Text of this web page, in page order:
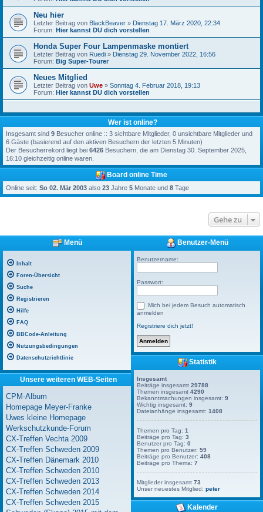
Neu hier
Letzter Beitrag von BlackBeaver » Dienstag 17. März 2020, 22:34
Forum: Hier kannst DU dich vorstellen
Honda Super Four Lampenmaske montiert
Letzter Beitrag von Ruedi » Dienstag 29. November 2022, 16:56
Forum: Big Super-Tourer
Neues Mitglied
Letzter Beitrag von Uwe » Sonntag 4. Februar 2018, 19:13
Forum: Hier kannst DU dich vorstellen
Wer ist online?
Insgesamt sind 9 Besucher online :: 3 sichtbare Mitglieder, 0 unsichtbare Mitglieder und
6 Gäste (basierend auf den aktiven Besuchern der letzten 5 Minuten)
Der Besucherrekord liegt bei 6426 Besuchern, die am Dienstag 30. September 2025,
16:10 gleichzeitig online waren.
Board online Time
Online seit: So 02. Mär 2003 also 23 Jahre 5 Monate und 8 Tage
Gehe zu
Menü
Inhalt
Foren-Übersicht
Suche
Registrieren
Hilfe
FAQ
BBCode-Anleitung
Nutzungsbedingungen
Datenschutzrichtlinie
Unsere weiteren WEB-Seiten
CPM-Album
Homepage Meyer-Franke
Uwes kleine Homepage
Werkschutzkunde-Forum
CX-Treffen Vechta 2009
CX-Treffen Schweden 2009
CX-Treffen Dänemark 2010
CX-Treffen Schweden 2010
CX-Treffen Schweden 2013
CX-Treffen Schweden 2014
CX-Treffen Schweden 2015
Benutzer-Menü
Benutzername:
Passwort:
Mich bei jedem Besuch automatisch
anmelden
Registriere dich jetzt!
Statistik
Insgesamt
Beiträge insgesamt29788
Themen insgesamt4290
Bekanntmachungen insgesamt:9
Wichtig insgesamt:9
Dateianhänge insgesamt:1408
Themen pro Tag:1
Beiträge pro Tag:3
Benutzer pro Tag:0
Themen pro Benutzer:59
Beiträge pro Benutzer:408
Beiträge pro Thema:7
Mitglieder insgesamt73
Unser neuestes Mitglied:peter
Kalender